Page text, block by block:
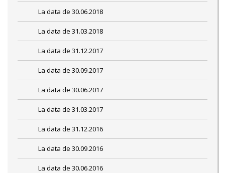
La data de 30.06.2018
La data de 31.03.2018
La data de 31.12.2017
La data de 30.09.2017
La data de 30.06.2017
La data de 31.03.2017
La data de 31.12.2016
La data de 30.09.2016
La data de 30.06.2016